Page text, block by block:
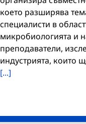
което разширява
специалисти в
микробиологията и
преподаватели,
индустрията, които
[...]